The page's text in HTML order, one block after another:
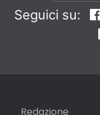
Seguici su:
Redazione